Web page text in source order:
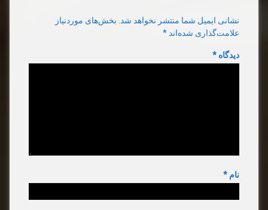
نشانی ایمیل شما منتشر نخواهد شد. بخش‌های موردنیاز
علامت‌گذاری شده‌اند *
دیدگاه *
نام *